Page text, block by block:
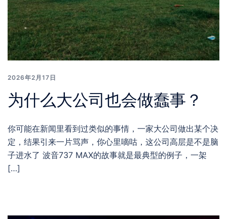
2026年2月17日
为什么大公司也会做蠢事？
你可能在新闻里看到过类似的事情，一家大公司做出某个决
定，结果引来一片骂声，你心里嘀咕，这公司高层是不是脑
子进水了 波音737 MAX的故事就是最典型的例子，一架
[…]